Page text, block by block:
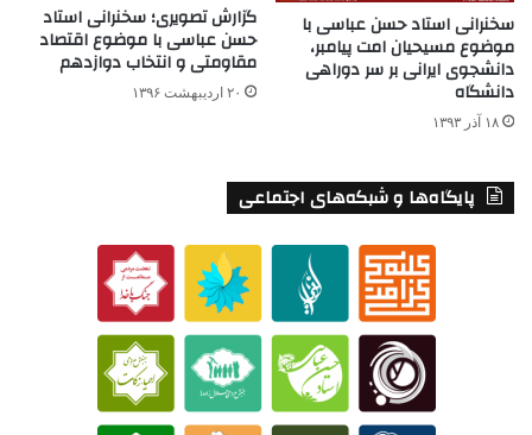
سخنرانی استاد حسن عباسی با
موضوع مسیحیان امت پیامبر،
دانشجوی ایرانی بر سر دوراهی
دانشگاه
۱۸ آذر ۱۳۹۳
گزارش تصویری؛ سخنرانی استاد
حسن عباسی با موضوع اقتصاد
مقاومتی و انتخاب دوازدهم
۲۰ اردیبهشت ۱۳۹۶
پایگاه‌ها و شبکه‌های اجتماعی